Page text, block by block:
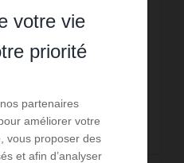
€prix / m²
cette Villa T5 de
de la Plage. Elle
425 000 €
votre vie
priorité
partenaires
améliorer votre
vous proposer des
et afin d’analyser